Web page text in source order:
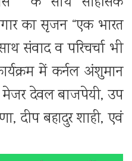
का सृजन “एक भारत
संवाद व परिचर्चा भी
में कर्नल अंशुमान
मेजर देवल बाजपेयी, उप
दीप बहादुर शाही, एवं